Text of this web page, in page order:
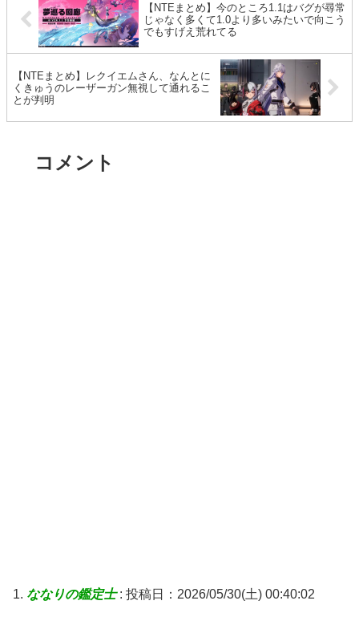
【NTEまとめ】今のところ1.1はバグが尋常
じゃなく多くて1.0より多いみたいで向こう
でもすげえ荒れてる
【NTEまとめ】レクイエムさん、なんとに
くきゅうのレーザーガン無視して通れるこ
とが判明
コメント
ななりの鑑定士: 投稿日：2026/05/30(土) 00:40:02